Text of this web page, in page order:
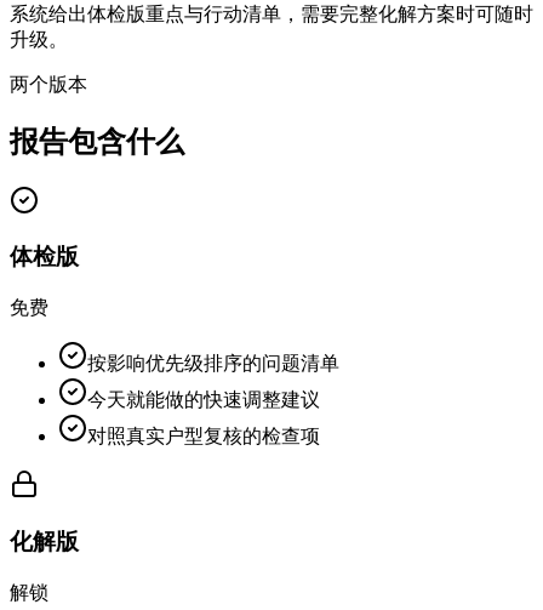
系统给出体检版重点与行动清单，需要完整化解方案时可随时
升级。
两个版本
报告包含什么
体检版
免费
按影响优先级排序的问题清单
今天就能做的快速调整建议
对照真实户型复核的检查项
化解版
解锁